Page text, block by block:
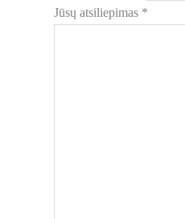
Jūsų atsiliepimas *